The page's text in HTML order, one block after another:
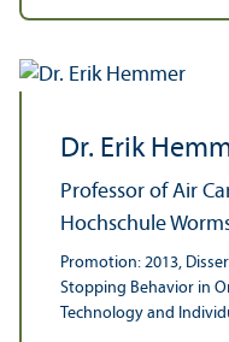
Dr. Erik
Professor of Air
Hochschule
Promotion: 2013,
Stopping Behavior in
Technology and